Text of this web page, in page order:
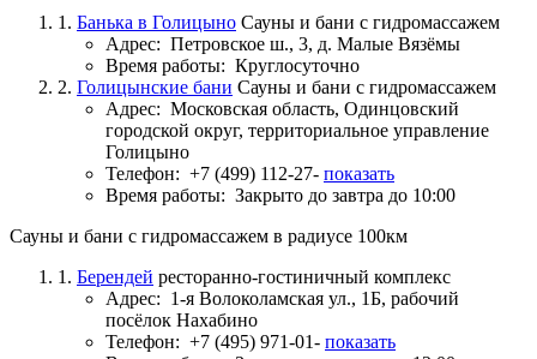
1. Банька в Голицыно Сауны и бани с гидромассажем
Адрес: Петровское ш., 3, д. Малые Вязёмы
Время работы: Круглосуточно
2. Голицынские бани Сауны и бани с гидромассажем
Адрес: Московская область, Одинцовский
городской округ, территориальное управление
Голицыно
Телефон: +7 (499) 112-27- показать
Время работы: Закрыто до завтра до 10:00
Сауны и бани с гидромассажем в радиусе 100км
1. Берендей ресторанно-гостиничный комплекс
Адрес: 1-я Волоколамская ул., 1Б, рабочий
посёлок Нахабино
Телефон: +7 (495) 971-01- показать